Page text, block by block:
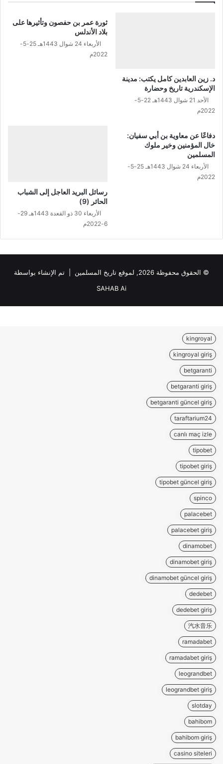
ف
ة
ل
ب
ا
س
ه
ل
ض
ة
ب
ا
ل
ت
ر
د. زين العابدين كامل يكتب: مدينة
الإسكندرية تاريخ وحضارة
الأحد 21 شوال 1443هـ 22-5-
2022م
ثورة عمر بن حفصون وتأثيرها على
بلاد الأندلس
الأربعاء 24 شوال 1443هـ 25-5-
2022م
دفاعًا عن معاوية بن أبي سفيان:
خال المؤمنين وخير ملوك
المسلمين
الأربعاء 24 شوال 1443هـ 25-5-
2022م
رسائل البريد العاجل إلى الشباب
الحائر (9)
الأربعاء 30 ذو القعدة 1443هـ 29-
6-2022م
© الحقوق محفوظة 2026, لموقع تاريخ المسلمين | تم الإنشاء بواسطة
SAHAB Ai
kingroyal
kingroyal giriş
betgaranti
betgaranti giriş
betgaranti güncel giriş
taraftarium24
canlı maç izle
tipobet
tipobet giriş
tipobet güncel giriş
spinco
palacebet
palacebet giriş
dinamobet
dinamobet giriş
dinamobet güncel giriş
dedebet
dedebet giriş
汽水音乐
ramadabet
ramadabet giriş
leograndbet
leograndbet giriş
slotday
bahibom
bahibom giriş
casino siteleri